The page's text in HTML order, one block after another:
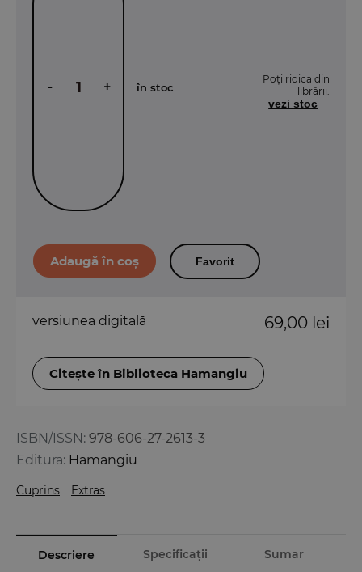
ISBN/ISSN: 978-606-27-2613-3
Editura: Hamangiu
Cuprins Extras
- + în stoc
Poți ridica din
librării.
vezi stoc
Favorit
versiunea digitală 69,00 lei
Citește în Biblioteca Hamangiu
Descriere
Specificații
Sumar